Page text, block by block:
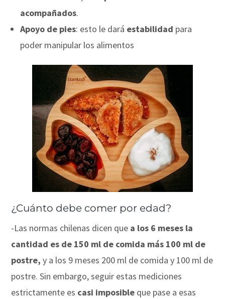
acompañados.
Apoyo de pies: esto le dará estabilidad para
poder manipular los alimentos
¿Cuánto debe comer por edad?
-Las normas chilenas dicen que a los 6 meses la
cantidad es de 150 ml de comida más 100 ml de
postre, y a los 9 meses 200 ml de comida y 100 ml de
postre. Sin embargo, seguir estas mediciones
estrictamente es casi imposible que pase a esas